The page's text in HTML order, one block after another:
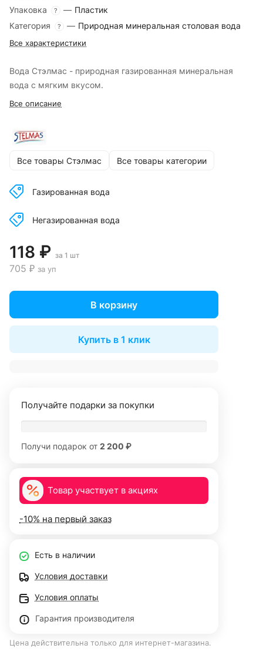
Упаковка
? — Пластик
Категория
? — Природная минеральная столовая вода
Все характеристики
Вода Стэлмас - природная газированная минеральная
вода с мягким вкусом.
Все описание
Все товары Стэлмас Все товары категории
Газированная вода
Негазированная вода
118 ₽ за 1 шт
705 ₽ за уп
В корзину
Купить в 1 клик
Получайте подарки за покупки
Получи подарок от 2 200 ₽
Товар участвует в акциях
-10% на первый заказ
Есть в наличии
Условия доставки
Условия оплаты
Гарантия производителя
Цена действительна только для интернет-магазина.